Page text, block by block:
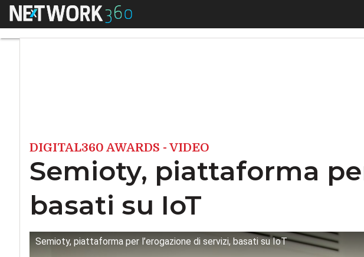
Menu
DIGITAL360 AWARDS - VIDEO
Semioty, piattaforma
basati su IoT
Semioty, piattaforma per l’erogazione di servizi, basati su IoT